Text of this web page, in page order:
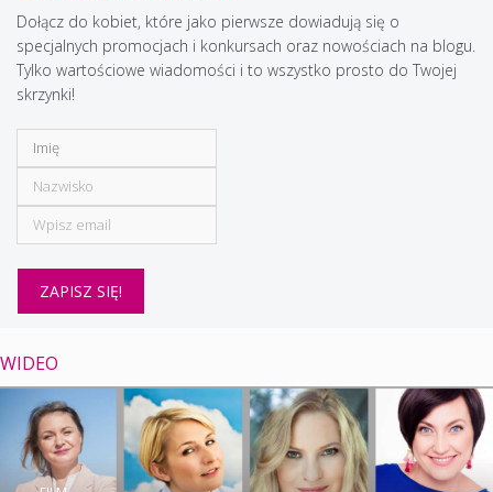
Dołącz do kobiet, które jako pierwsze dowiadują się o
specjalnych promocjach i konkursach oraz nowościach na blogu.
Tylko wartościowe wiadomości i to wszystko prosto do Twojej
skrzynki!
WIDEO